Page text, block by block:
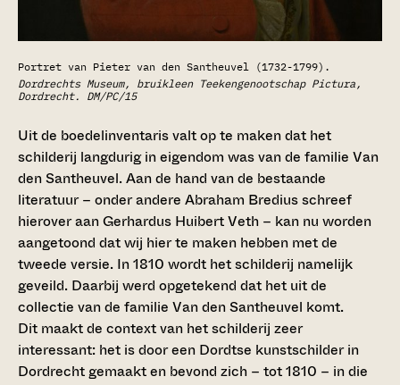
Uit de boedelinventaris valt op te maken dat het
schilderij langdurig in eigendom was van de familie Van
den Santheuvel. Aan de hand van de bestaande
literatuur – onder andere Abraham Bredius schreef
hierover aan Gerhardus Huibert Veth – kan nu worden
aangetoond dat wij hier te maken hebben met de
tweede versie. In 1810 wordt het schilderij namelijk
geveild. Daarbij werd opgetekend dat het uit de
collectie van de familie Van den Santheuvel komt.
Dit maakt de context van het schilderij zeer
interessant: het is door een Dordtse kunstschilder in
Dordrecht gemaakt en bevond zich – tot 1810 – in die
Portret van Pieter van den Santheuvel (1732-1799).
Dordrechts Museum, bruikleen Teekengenootschap Pictura,
Dordrecht. DM/PC/15